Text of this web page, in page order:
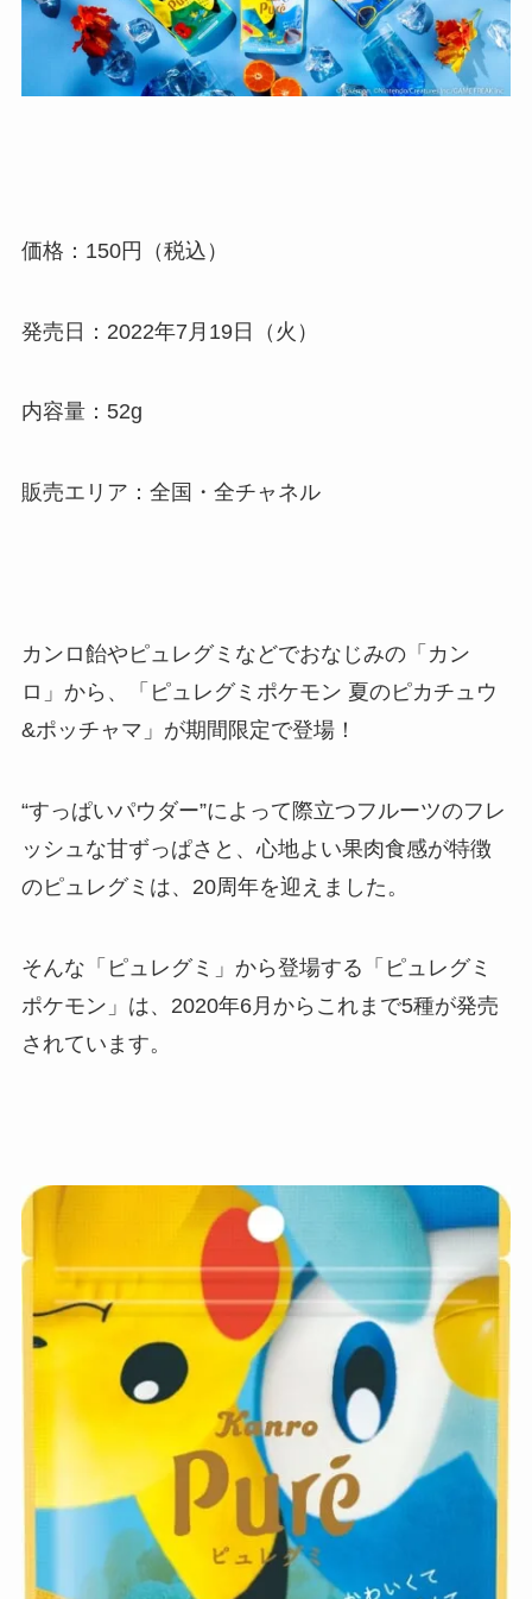
価格：150円（税込）
発売日：2022年7月19日（火）
内容量：52g
販売エリア：全国・全チャネル
カンロ飴やピュレグミなどでおなじみの「カン
ロ」から、「ピュレグミポケモン 夏のピカチュウ
&ポッチャマ」が期間限定で登場！
“すっぱいパウダー”によって際立つフルーツのフレ
ッシュな甘ずっぱさと、心地よい果肉食感が特徴
のピュレグミは、20周年を迎えました。
そんな「ピュレグミ」から登場する「ピュレグミ
ポケモン」は、2020年6月からこれまで5種が発売
されています。